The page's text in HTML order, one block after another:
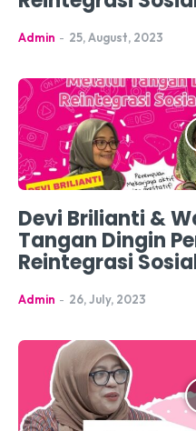
Admin - 25, August, 2023
Devi Brilianti &
Tangan Dingin
Reintegrasi
Admin - 26, July, 2023